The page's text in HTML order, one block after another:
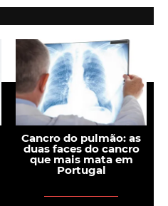
Cancro do pulmão: as
duas faces do cancro
que mais mata em
Portugal